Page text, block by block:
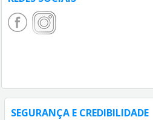
SEGURANÇA E CREDIBILIDADE